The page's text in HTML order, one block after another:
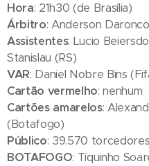
Hora: 21h30 (de Brasília)
Árbitro: Anderson
Assistentes: Lucio
Stanislau (RS)
VAR: Daniel Nobre Bins
Cartão vermelho: nenhum
Cartões amarelos:
(Botafogo)
Público: 39.570 torcedores
BOTAFOGO: Tiquinho